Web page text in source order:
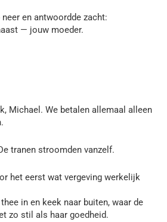
en antwoordde zacht:
— jouw moeder.
Michael. We betalen allemaal alleen
tranen stroomden vanzelf.
het eerst wat vergeving werkelijk
in en keek naar buiten, waar de
zo stil als haar goedheid.